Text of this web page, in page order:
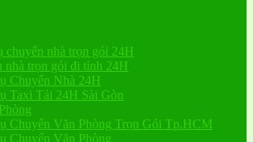
chuyển nhà trọn gói 24H
nhà trọn gói đi tỉnh 24H
Chuyển Nhà 24H
Taxi Tải 24H Sài Gòn
Chuyển Văn Phòng Trọn Gói Tp.HCM
Chuyển Văn Phòng